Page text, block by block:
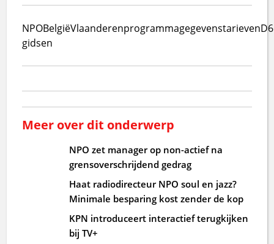
NPOBelgiëVlaanderenprogrammagegevenstarieven
gidsen
Meer over dit onderwerp
NPO zet manager op non-actief na
grensoverschrijdend gedrag
Haat radiodirecteur NPO soul en jazz?
Minimale besparing kost zender de kop
KPN introduceert interactief terugkijken
bij TV+